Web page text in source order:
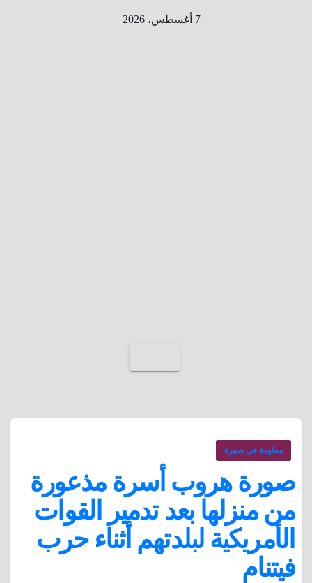
7 أغسطس، 2026
معلومة فى صورة
صورة هروب أسرة مذعورة
من منزلها بعد تدمير القوات
الأمريكية لبلدتهم أثناء حرب
فيتنام